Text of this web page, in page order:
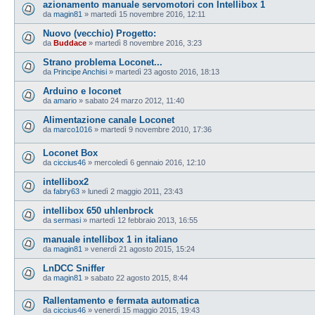
azionamento manuale servomotori con Intellibox 1
da magin81 » martedì 15 novembre 2016, 12:11
Nuovo (vecchio) Progetto:
da Buddace » martedì 8 novembre 2016, 3:23
Strano problema Loconet...
da Principe Anchisi » martedì 23 agosto 2016, 18:13
Arduino e loconet
da amario » sabato 24 marzo 2012, 11:40
Alimentazione canale Loconet
da marco1016 » martedì 9 novembre 2010, 17:36
Loconet Box
da ciccius46 » mercoledì 6 gennaio 2016, 12:10
intellibox2
da fabry63 » lunedì 2 maggio 2011, 23:43
intellibox 650 uhlenbrock
da sermasi » martedì 12 febbraio 2013, 16:55
manuale intellibox 1 in italiano
da magin81 » venerdì 21 agosto 2015, 15:24
LnDCC Sniffer
da magin81 » sabato 22 agosto 2015, 8:44
Rallentamento e fermata automatica
da ciccius46 » venerdì 15 maggio 2015, 19:43